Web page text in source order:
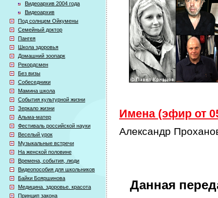
Видеоархив 2004 года
Видеоархив
Под солнцем Ойкумены
Семейный доктор
Пангея
Школа здоровья
Домашний зоопарк
Рекордсмен
Без визы
Собеседники
Мамина школа
События культурной жизни
Зеркало жизни
Альма-матер
Фестиваль российской науки
Веселый урок
Музыкальные встречи
На женской половине
Времена, события, люди
Видеопособия для школьников
Байки Бояршинова
Медицина. здоровье. красота
Принцип закона
Имена (эфир от
Александр
Данная